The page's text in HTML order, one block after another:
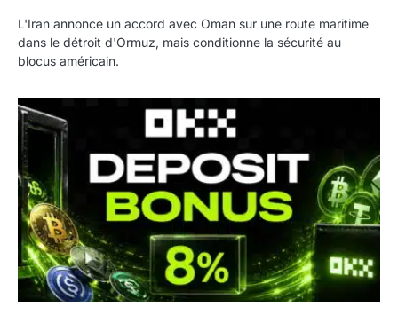
L'Iran annonce un accord avec Oman sur une route maritime
dans le détroit d'Ormuz, mais conditionne la sécurité au
blocus américain.
OKX relance une campagne Deposit Bonus : jusqu’à 5